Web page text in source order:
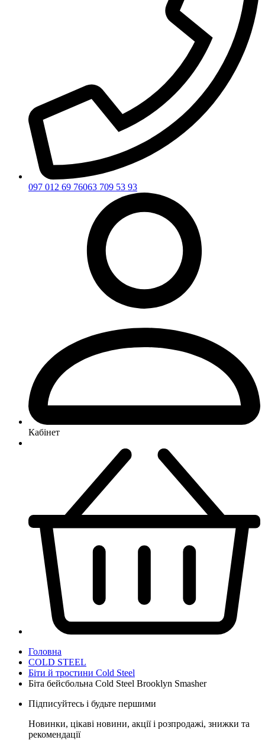
097 012 69 76063 709 53 93
Кабінет
Головна
COLD STEEL
Біти й тростини Cold Steel
Біта бейсбольна Cold Steel Brooklyn Smasher
Підписуйтесь і будьте першими
Новинки, цікаві новини, акції і розпродажі, знижки та
рекомендації